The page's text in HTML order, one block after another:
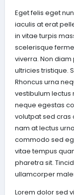
Eget felis eget
iaculis at erat
in vitae turpis
scelerisque
viverra. Non
ultricies tristique.
Rhoncus urna
vestibulum lectus
neque egestas
volutpat sed cras
nam at lectus
commodo sed
vitae tempus
pharetra sit.
ullamcorper
Lorem dolor sed